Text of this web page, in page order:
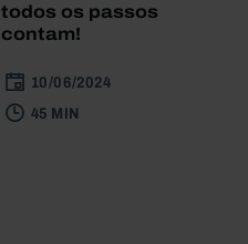
todos os passos
contam!
10/06/2024
45 MIN